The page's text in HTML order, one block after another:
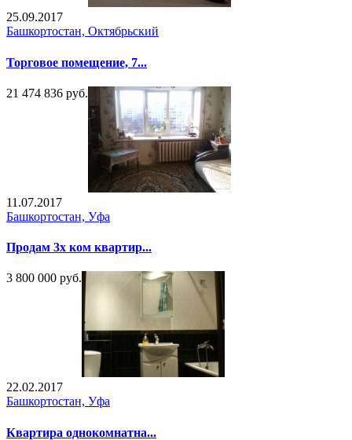
25.09.2017
Башкортостан, Октябрьский
Торговое помещение, 7...
21 474 836 руб.
11.07.2017
Башкортостан, Уфа
Продам 3х ком квартир...
3 800 000 руб.
22.02.2017
Башкортостан, Уфа
Квартира однокомнатна...